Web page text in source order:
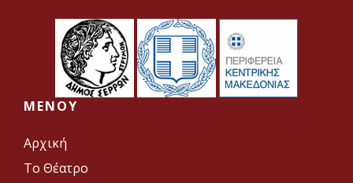
MENOY
Αρχική
Το Θέατρο